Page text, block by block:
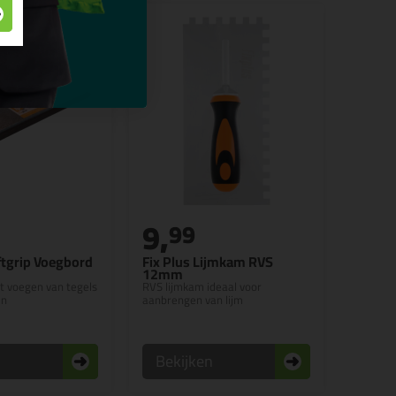
Voegbord
van tegels
Fix Plus Lijmkam RVS
12mm
RVS lijmkam ideaal voor
9,99